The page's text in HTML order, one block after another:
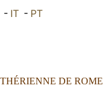
- IT - PT
DE ROME